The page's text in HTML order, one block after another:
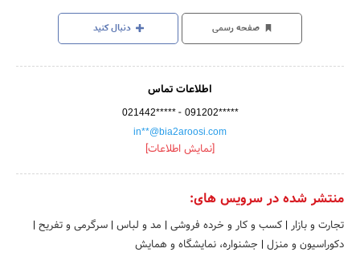
صفحه رسمی دنبال کنید
اطلاعات تماس
021442***** - 091202*****
in**@bia2aroosi.com
[نمایش اطلاعات]
منتشر شده در سرویس های:
تجارت و بازار | کسب و کار و خرده فروشی | مد و لباس | سرگرمی و تفریح |
دکوراسیون و منزل | جشنواره، نمایشگاه و همایش